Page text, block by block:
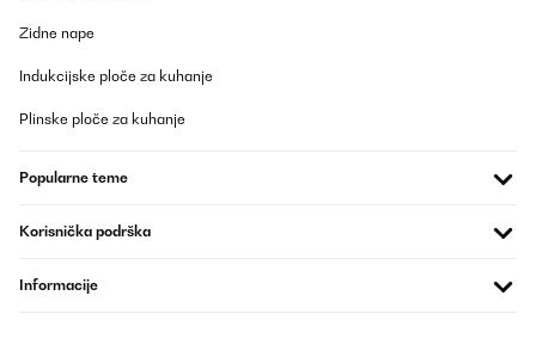
Zidne nape
Indukcijske ploče za kuhanje
Plinske ploče za kuhanje
Popularne teme
Korisnička podrška
Informacije